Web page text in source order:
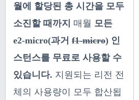
월에 할당된 총 시간을 모두
소진할 때까지 매월 모든
e2-micro(과거 f1-micro) 인
스턴스를 무료로 사용할 수
있습니다. 지원되는 리전 전
체의 사용량이 모두 합산됩